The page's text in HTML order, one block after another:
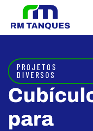
PROJETOS
DIVERSOS
para